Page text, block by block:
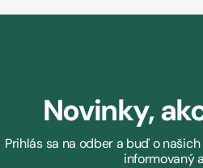
Novinky,
Prihlás sa na odber a buď o
informovaný